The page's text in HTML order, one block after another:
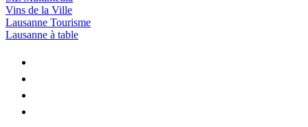
Vins de la Ville
Lausanne Tourisme
Lausanne à table